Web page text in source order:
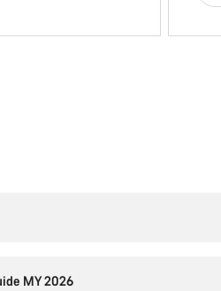
MY 2026